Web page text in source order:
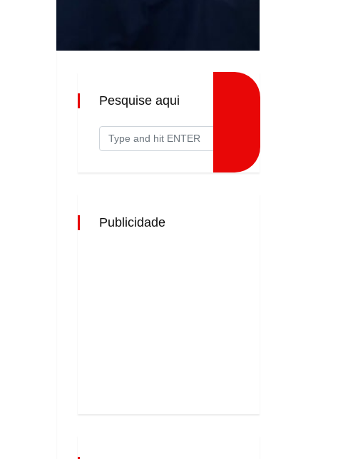
Pesquise aqui
Publicidade